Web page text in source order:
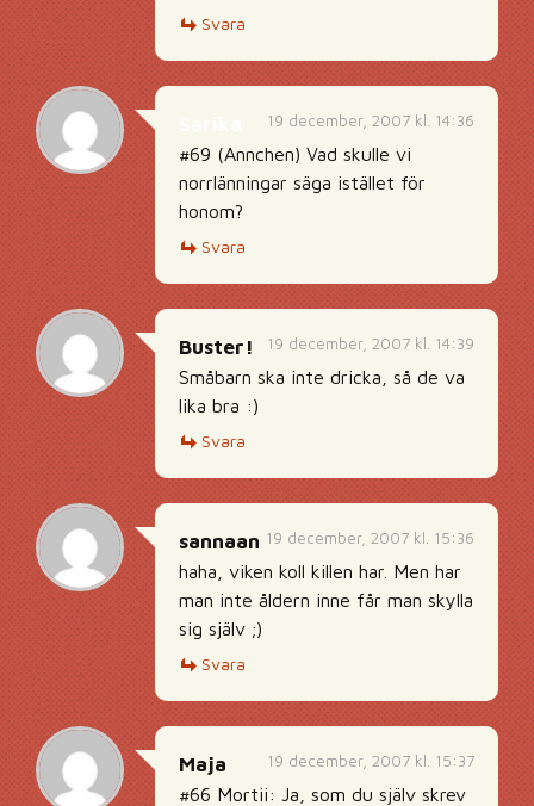
Svara
19 december, 2007 kl. 14:36
#69 (Annchen) Vad skulle vi
norrlänningar säga istället för
honom?
Svara
19 december, 2007 kl. 14:39
Buster!
Småbarn ska inte dricka, så de va
lika bra :)
Svara
19 december, 2007 kl. 15:36
sannaan
haha, viken koll killen har. Men har
man inte åldern inne får man skylla
sig själv ;)
Svara
19 december, 2007 kl. 15:37
Maja
#66 Mortii: Ja, som du själv skrev